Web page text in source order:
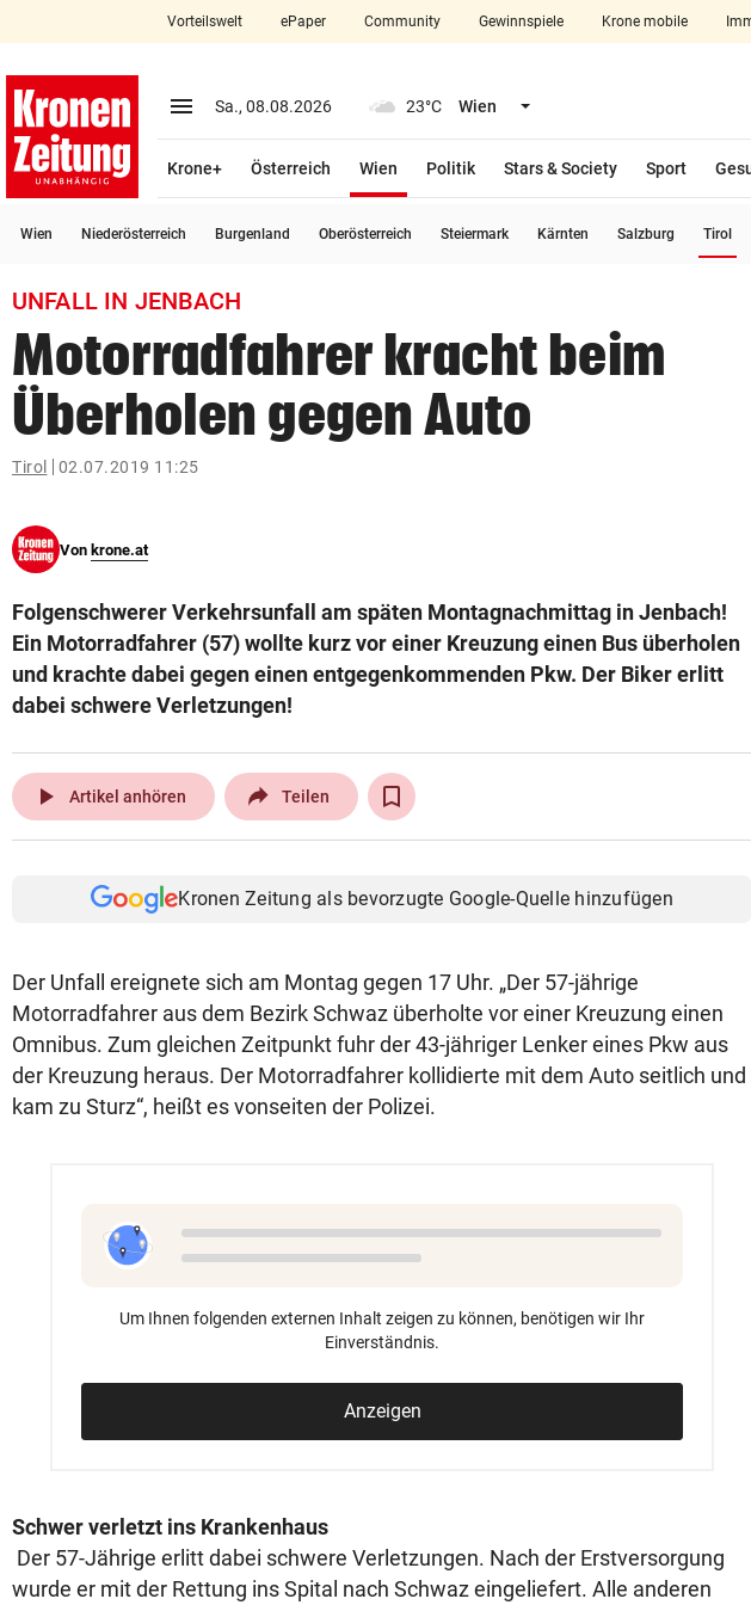
closeSchließen
account_circle Anmelden
arrow_right
bookmark
search
Suchbegriff
eingeben
© Krone Multimedia GmbH & Co KG 2026
Vorteilswelt ePaper Community Gewinnspiele Krone mobile
menu Menü aufklappen
Sa., 08.08.2026 23°C Wien Menü aufklappen
Krone+ Österreich Wien
Politik
Stars & Society Sport
Wien Niederösterreich Burgenland Oberösterreich Steiermark Kärnten Salzburg Tirol
UNFALL IN JENBACH
Motorradfahrer kracht beim
Überholen gegen Auto
Tirol 02.07.2019 11:25
Von krone.at
Folgenschwerer Verkehrsunfall am späten Montagnachmittag in Jenbach!
Ein Motorradfahrer (57) wollte kurz vor einer Kreuzung einen Bus überholen
und krachte dabei gegen einen entgegenkommenden Pkw. Der Biker erlitt
dabei schwere Verletzungen!
play_arrow Artikel anhören Teilen
Kronen Zeitung als bevorzugte Google-Quelle hinzufügen
Der Unfall ereignete sich am Montag gegen 17 Uhr. „Der 57-jährige
Motorradfahrer aus dem Bezirk Schwaz überholte vor einer Kreuzung einen
Omnibus. Zum gleichen Zeitpunkt fuhr der 43-jähriger Lenker eines Pkw aus
der Kreuzung heraus. Der Motorradfahrer kollidierte mit dem Auto seitlich und
kam zu Sturz“, heißt es vonseiten der Polizei.
Um Ihnen folgenden externen Inhalt zeigen zu können, benötigen wir Ihr
Einverständnis.
Anzeigen
Schwer verletzt ins Krankenhaus
Der 57-Jährige erlitt dabei schwere Verletzungen. Nach der Erstversorgung
wurde er mit der Rettung ins Spital nach Schwaz eingeliefert. Alle anderen